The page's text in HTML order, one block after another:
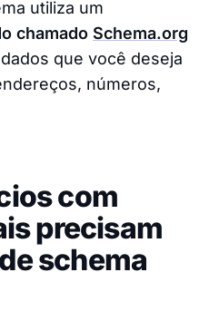
utiliza um
chamado Schema.org
que você deseja
números,
com
precisam
schema